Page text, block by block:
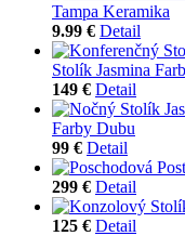
Tampa Keramika
9.99 € Detail
Stolík Jasmina
149 € Detail
Farby Dubu
99 € Detail
299 € Detail
125 € Detail